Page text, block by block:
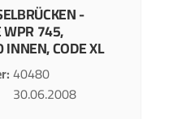
-
WPR 745,
CODE XL
40480
30.06.2008